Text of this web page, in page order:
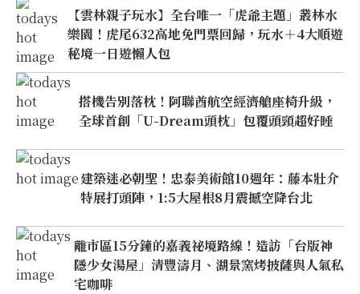
【雲林親子玩水】全台唯一「虎爺主題」叢林水
樂園！虎尾632高地免門票回歸，玩水＋4大順遊
秘境一日遊懶人包
搭機告別落枕！阿聯酋航空經濟艙座椅升級，
全球首創「U-Dream頭枕」包覆頭頸超好睡
建築迷必朝聖！忠泰美術館10週年：藤本壯介
特展打頭陣，1:5大屋根8月震撼空降台北
離市區15分鐘的嘉義祕境路線！造訪「台版神
隱少女湯屋」清豐濤月、湖景窯烤披薩與人氣私
宅咖啡